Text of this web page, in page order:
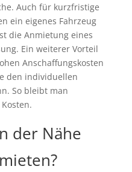
Auch für kurzfristige
ein eigenes Fahrzeug
die Anmietung eines
Ein weiterer Vorteil
Anschaffungskosten
den individuellen
So bleibt man
der Nähe